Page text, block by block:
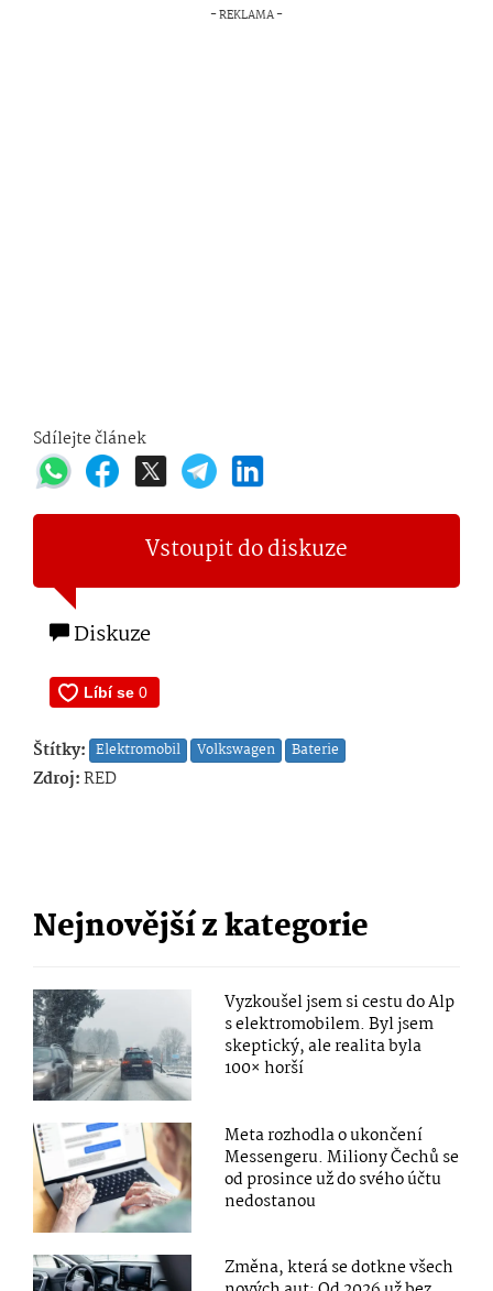
Sdílejte článek
Vstoupit do diskuze
Diskuze
Štítky: Elektromobil Volkswagen Baterie
Zdroj:RED
Nejnovější z kategorie
Vyzkoušel jsem si cestu do Alp
s elektromobilem. Byl jsem
skeptický, ale realita byla
100× horší
Meta rozhodla o ukončení
Messengeru. Miliony Čechů se
od prosince už do svého účtu
nedostanou
Změna, která se dotkne všech